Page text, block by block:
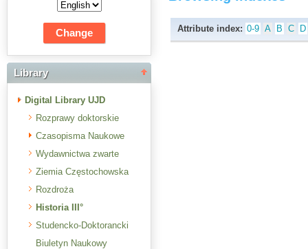
Library
Digital Library UJD
Rozprawy doktorskie
Czasopisma Naukowe
Wydawnictwa zwarte
Ziemia Częstochowska
Rozdroża
Historia III°
Studencko-Doktorancki
Biuletyn Naukowy
Attribute index: 0-9 A B C D